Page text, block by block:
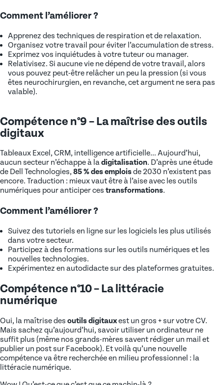
Comment l’améliorer ?
Apprenez des techniques de respiration et de relaxation.
Organisez votre travail pour éviter l’accumulation de stress.
Exprimez vos inquiétudes à votre tuteur ou manager.
Relativisez. Si aucune vie ne dépend de votre travail, alors
vous pouvez peut-être relâcher un peu la pression (si vous
êtes neurochirurgien, en revanche, cet argument ne sera pas
valable).
Compétence n°9 – La maîtrise des outils
digitaux
Tableaux Excel, CRM, intelligence artificielle… Aujourd’hui,
aucun secteur n’échappe à ladigitalisation. D’après une étude
de Dell Technologies,85 % des emploisde 2030 n’existent pas
encore. Traduction : mieux vaut être à l’aise avec les outils
numériques pour anticiper ces transformations.
Comment l’améliorer ?
Suivez des tutoriels en ligne sur les logiciels les plus utilisés
dans votre secteur.
Participez à des formations sur les outils numériques et les
nouvelles technologies.
Expérimentez en autodidacte sur des plateformes gratuites.
Compétence n°10 – La littéracie
numérique
Oui, la maîtrise des outils digitauxest un gros + sur votre CV.
Mais sachez qu’aujourd’hui, savoir utiliser un ordinateur ne
suffit plus (même nos grands-mères savent rédiger un mail et
publier un post sur Facebook). Et voilà qu’une nouvelle
compétence va être recherchée en milieu professionnel : la
littéracie numérique.